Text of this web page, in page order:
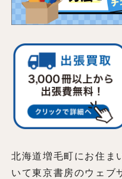
北海道増毛町にお住ま
いて東京書房のウェブ